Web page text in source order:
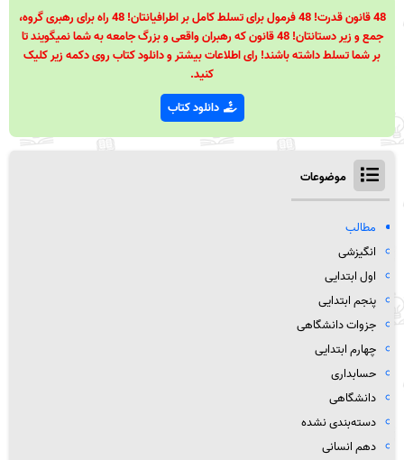
48 قانون قدرت! 48 فرمول برای تسلط کامل بر اطرافیانتان! 48 راه برای رهبری گروه،
جمع و زیر دستانتان! 48 قانون که رهبران واقعی و بزرگ جامعه به شما نمیگویند تا
بر شما تسلط داشته باشند! رای اطلاعات بیشتر و دانلود کتاب روی دکمه زیر کلیک
کنید.
دانلود کتاب
موضوعات
مطالب
انگیزشی
اول ابتدایی
پنجم ابتدایی
جزوات دانشگاهی
چهارم ابتدایی
حسابداری
دانشگاهی
دسته‌بندی نشده
دهم انسانی